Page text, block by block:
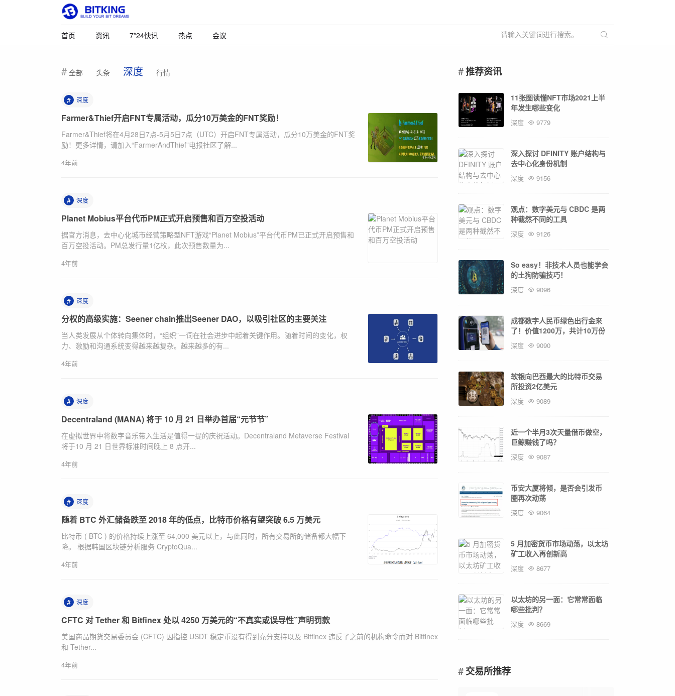
首页 资讯 7*24快讯 热点 会议
全部 头条 深度 行情
# 深度
Farmer&Thief开启FNT专属活动，瓜分10万美金的FNT奖励！
Farmer&Thief将在4月28日7点-5月5日7点（UTC）开启FNT专属活动，瓜分10万美金的FNT奖
励！更多详情，请加入“FarmerAndThief”电报社区了解...
4年前
# 深度
Planet Mobius平台代币PM正式开启预售和百万空投活动
据官方消息，去中心化城市经营策略型NFT游戏“Planet Mobius”平台代币PM已正式开启预售和
百万空投活动。PM总发行量1亿枚，此次预售数量为...
4年前
# 深度
分权的高级实施：Seener chain推出Seener DAO，以吸引社区的主要关注
当人类发展从个体转向集体时，“组织”一词在社会进步中起着关键作用。随着时间的变化，权
力、激励和沟通系统变得越来越复杂。越来越多的有...
4年前
# 深度
Decentraland (MANA) 将于 10 月 21 日举办首届“元节节”
在虚拟世界中将数字音乐带入生活是值得一提的庆祝活动。Decentraland Metaverse Festival
将于10 月 21 日世界标准时间晚上 8 点开...
4年前
# 深度
随着 BTC 外汇储备跌至 2018 年的低点，比特币价格有望突破 6.5 万美元
比特币 ( BTC ) 的价格持续上涨至 64,000 美元以上，与此同时，所有交易所的储备都大幅下
降。 根据韩国区块链分析服务 CryptoQua...
4年前
# 深度
CFTC 对 Tether 和 Bitfinex 处以 4250 万美元的“不真实或误导性”声明罚款
美国商品期货交易委员会 (CFTC) 因指控 USDT 稳定币没有得到充分支持以及 Bitfinex 违反了之前的机构命令而对 Bitfinex
和 Tether...
4年前
推荐资讯
11张图读懂NFT市场2021上半
年发生哪些变化
深度 9779
深入探讨 DFINITY 账户结构与
去中心化身份机制
深度 9156
观点：数字美元与 CBDC 是两
种截然不同的工具
深度 9126
So easy！非技术人员也能学会
的土狗防骗技巧！
深度 9096
成都数字人民币绿色出行金来
了！价值1200万，共计10万份
深度 9090
软银向巴西最大的比特币交易
所投资2亿美元
深度 9089
近一个半月3次天量借币做空，
巨鲸赚钱了吗？
深度 9087
币安大厦将倾，是否会引发币
圈再次动荡
深度 9064
5 月加密货币市场动荡，以太坊
矿工收入再创新高
深度 8677
以太坊的另一面：它常常面临
哪些批判？
深度 8669
交易所推荐